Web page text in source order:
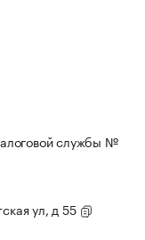
службы №
ул, д 55